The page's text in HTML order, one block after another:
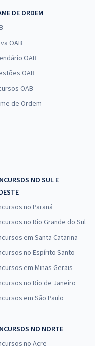
DE ORDEM
OAB
OAB
OAB
OAB
de Ordem
NO SUL E
no Paraná
no Rio Grande do Sul
em Santa Catarina
no Espírito Santo
em Minas Gerais
no Rio de Janeiro
em São Paulo
NO NORTE
no Acre